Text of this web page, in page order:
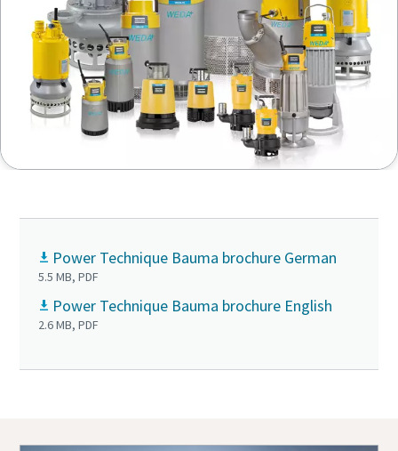
Power Technique Bauma brochure German
5.5 MB, PDF
Power Technique Bauma brochure English
2.6 MB, PDF